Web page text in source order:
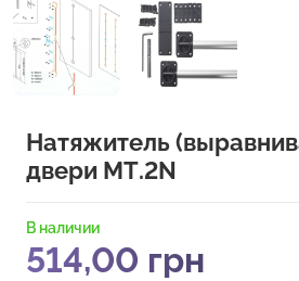
Натяжитель
двери МТ.2N
В наличии
514,00 грн